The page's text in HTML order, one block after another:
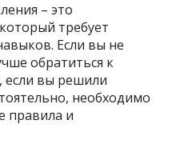
– это
требует
Если вы не
обратиться к
если вы решили
необходимо
правила и